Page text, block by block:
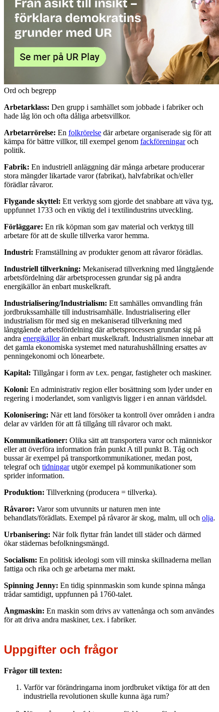
Ord och begrepp
Arbetarklass: Den grupp i samhället som jobbade i fabriker och
hade låg lön och ofta dåliga arbetsvillkor.
Arbetarrörelse: En folkrörelse där arbetare organiserade sig för att
kämpa för bättre villkor, till exempel genom fackföreningaroch
politik.
Fabrik: En industriell anläggning där många arbetare producerar
stora mängder likartade varor (fabrikat), halvfabrikat och/eller
förädlar råvaror.
Flygande skyttel: Ett verktyg som gjorde det snabbare att väva tyg,
uppfunnet 1733 och en viktig del i textilindustrins utveckling.
Förläggare: En rik köpman som gav material och verktyg till
arbetare för att de skulle tillverka varor hemma.
Industri: Framställning av produkter genom att råvaror förädlas.
Industriell tillverkning: Mekaniserad tillverkning med långtgående
arbetsfördelning där arbetsprocessen grundar sig på andra
energikällor än enbart muskelkraft.
Industrialisering/Industrialism: Ett samhälles omvandling från
jordbrukssamhälle till industrisamhälle. Industrialisering eller
industrialism för med sig en mekaniserad tillverkning med
långtgående arbetsfördelning där arbetsprocessen grundar sig på
andra energikällorän enbart muskelkraft. Industrialismen innebar att
det gamla ekonomiska systemet med naturahushållning ersattes av
penningekonomi och lönearbete.
Kapital: Tillgångar i form av t.ex. pengar, fastigheter och maskiner.
Koloni: En administrativ region eller bosättning som lyder under en
regering i moderlandet, som vanligtvis ligger i en annan världsdel.
Kolonisering: När ett land försöker ta kontroll över områden i andra
delar av världen för att få tillgång till råvaror och makt.
Kommunikationer: Olika sätt att transportera varor och människor
eller att överföra information från punkt A till punkt B. Tåg och
bussar är exempel på transportkommunikationer, medan post,
telegraf och tidningarutgör exempel på kommunikationer som
sprider information.
Produktion: Tillverkning (producera = tillverka).
Råvaror: Varor som utvunnits ur naturen men inte
behandlats/förädlats. Exempel på råvaror är skog, malm, ull och olja.
Urbanisering: När folk flyttar från landet till städer och därmed
ökar städernas befolkningsmängd.
Socialism: En politisk ideologi som vill minska skillnaderna mellan
fattiga och rika och ge arbetarna mer makt.
Spinning Jenny: En tidig spinnmaskin som kunde spinna många
trådar samtidigt, uppfunnen på 1760-talet.
Ångmaskin: En maskin som drivs av vattenånga och som användes
för att driva andra maskiner, t.ex. i fabriker.
Uppgifter och frågor
Frågor till texten:
Varför var förändringarna inom jordbruket viktiga för att den
industriella revolutionen skulle kunna äga rum?